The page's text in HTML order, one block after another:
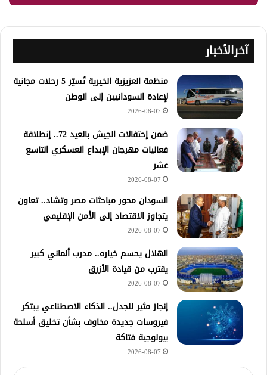
آخرالأخبار
منظمة العزيزية الخيرية تُسيّر 5 رحلات مجانية
لإعادة السودانيين إلى الوطن
2026-08-07
ضمن إحتفالات الجيش بالعيد 72.. إنطلاقة
فعاليات مهرجان الإبداع العسكري التاسع
عشر
2026-08-07
السودان محور مباحثات مصر وتشاد.. تعاون
يتجاوز الاقتصاد إلى الأمن الإقليمي
2026-08-07
الهلال يحسم خياره.. مدرب ألماني كبير
يقترب من قيادة الأزرق
2026-08-07
إنجاز مثير للجدل.. الذكاء الاصطناعي يبتكر
فيروسات جديدة مخاوف بشأن تخليق أسلحة
بيولوجية فتاكة
2026-08-07